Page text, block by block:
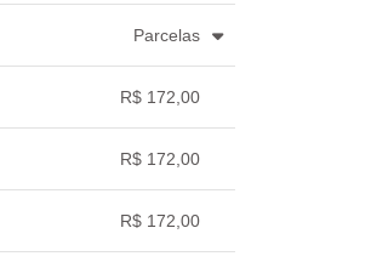
Parcelas
R$ 172,00
R$ 172,00
R$ 172,00